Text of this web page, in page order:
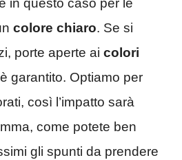
in questo caso per le
colore chiaro. Se si
porte aperte ai colori
garantito. Optiamo per
così l’impatto sarà
come potete ben
gli spunti da prendere